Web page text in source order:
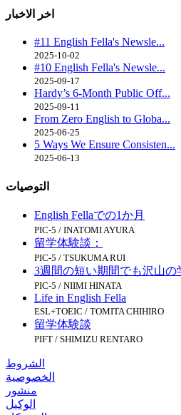
#11 English Fella's Newsle...
2025-10-02
#10 English Fella's Newsle...
2025-09-17
Hardy’s 6-Month Public Off...
2025-09-11
From Zero English to Globa...
2025-06-25
5 Ways We Ensure Consisten...
2025-06-13
التوصيات
English Fellaでの1か月
PIC-5 / INATOMI AYURA
留学体験談：
PIC-5 / TSUKUMA RUI
3週間の短い期間でも沢山の
PIC-5 / NIIMI HINATA
Life in English Fella
ESL+TOEIC / TOMITA CHIHIRO
留学体験談
PIFT / SHIMIZU RENTARO
الشروط
الخصوصية
منشور
الوكيل